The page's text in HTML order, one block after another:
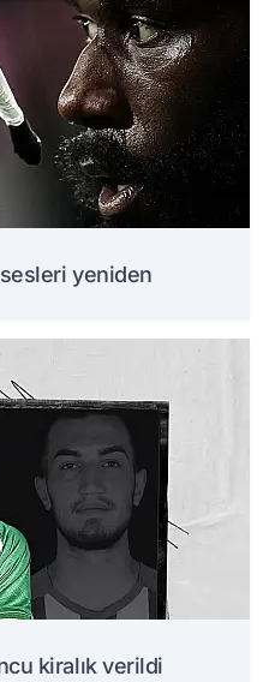
yeniden
kiralık verildi